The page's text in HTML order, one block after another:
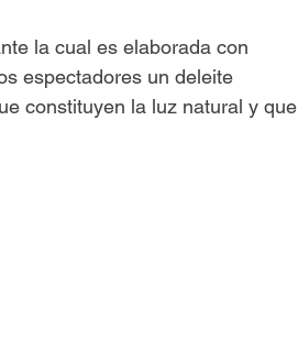
la cual es elaborada con
espectadores un deleite
constituyen la luz natural y que